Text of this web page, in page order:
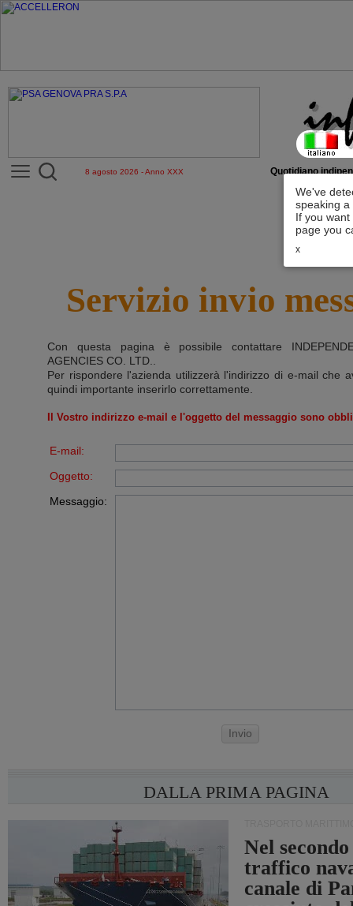
We've
speaking
If you
page you
x
8 agosto 2026 - Anno XXX Quotidiano
Servizio invio
Con questa pagina è possibile contattare
AGENCIES CO. LTD.
Per rispondere l'azienda utilizzerà l'indirizzo di e-mail che
quindi importante inserirlo correttamente.
Il Vostro indirizzo e-mail e l'oggetto del messaggio sono
E-mail:
Oggetto:
Messaggio:
Invio
DALLA PRIMA PAGINA
Nel
traffico
canale di